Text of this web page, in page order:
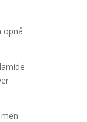
opnå